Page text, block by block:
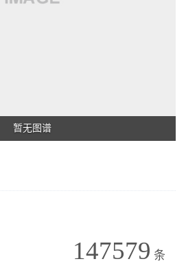
暂无图谱
147579 条